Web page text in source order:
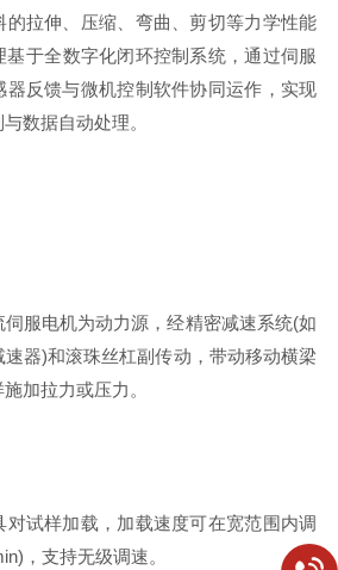
的拉伸、压缩、弯曲、剪切等力学性能
基于‌全数字化闭环控制系统‌，通过伺服
器反馈与微机控制软件协同运作，实现
数据自动处理。
电机为动力源，经精密减速系统(如
器)和滚珠丝杠副传动，带动移动横梁
加拉力或压力。
试样加载，加载速度可在宽范围内调
，支持无级调速。